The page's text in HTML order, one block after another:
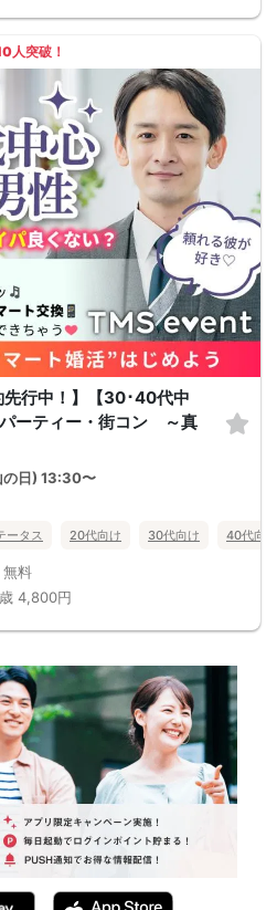
人突破！
先行中！】【30･40代中
ーティー・街コン ～真
の日) 13:30〜
ータス 20代向け 30代向け 40代向け
無料
4,800円